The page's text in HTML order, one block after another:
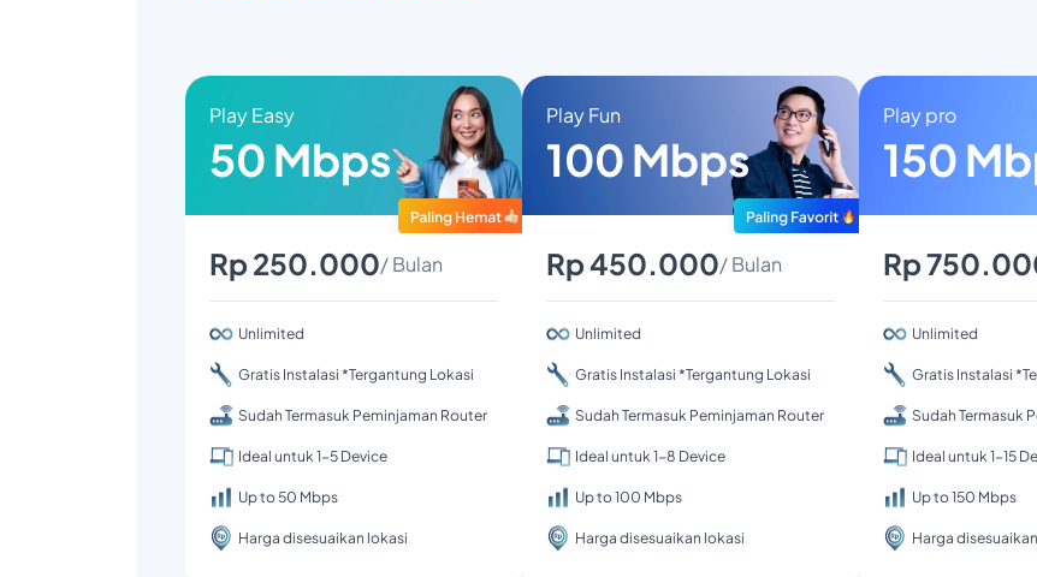
Play Easy
50 Mbps
Rp 250.000/ Bulan
Unlimited
Gratis Instalasi *Tergantung Lokasi
Sudah Termasuk Peminjaman Router
Ideal untuk 1-5 Device
Up to 50 Mbps
Harga disesuaikan lokasi
Play Fun
100 Mbps
Rp 450.000/ Bulan
Unlimited
Gratis Instalasi *Tergantung Lokasi
Sudah Termasuk Peminjaman Router
Ideal untuk 1-8 Device
Up to 100 Mbps
Harga disesuaikan lokasi
Play pro
150
Rp
Unlimited
Gratis Instalasi
Sudah Termasuk
Ideal untuk 1-15
Up to 150 Mbps
Harga